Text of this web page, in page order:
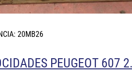
20MB26
PEUGEOT 607